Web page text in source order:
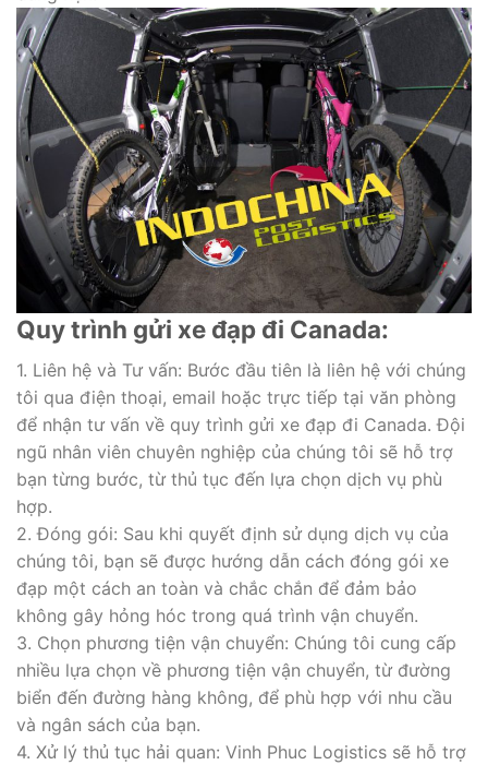
Quy trình gửi xe đạp đi Canada:
1. Liên hệ và Tư vấn: Bước đầu tiên là liên hệ với chúng
tôi qua điện thoại, email hoặc trực tiếp tại văn phòng
để nhận tư vấn về quy trình gửi xe đạp đi Canada. Đội
ngũ nhân viên chuyên nghiệp của chúng tôi sẽ hỗ trợ
bạn từng bước, từ thủ tục đến lựa chọn dịch vụ phù
hợp.
2. Đóng gói: Sau khi quyết định sử dụng dịch vụ của
chúng tôi, bạn sẽ được hướng dẫn cách đóng gói xe
đạp một cách an toàn và chắc chắn để đảm bảo
không gây hỏng hóc trong quá trình vận chuyển.
3. Chọn phương tiện vận chuyển: Chúng tôi cung cấp
nhiều lựa chọn về phương tiện vận chuyển, từ đường
biển đến đường hàng không, để phù hợp với nhu cầu
và ngân sách của bạn.
4. Xử lý thủ tục hải quan: Vinh Phuc Logistics sẽ hỗ trợ